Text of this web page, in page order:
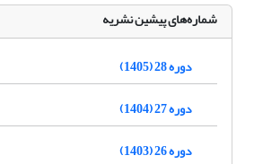
شماره‌های پیشین نشریه
دوره 28 (1405)
دوره 27 (1404)
دوره 26 (1403)